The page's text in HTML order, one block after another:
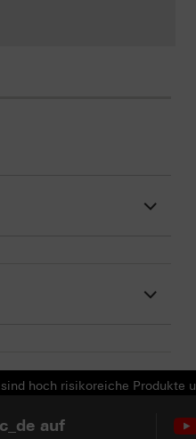
hoch risikoreiche
auf